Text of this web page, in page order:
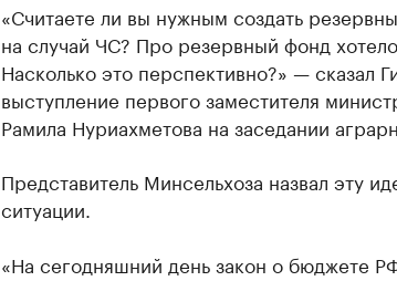
«Считаете ли вы нужным создать
на случай ЧС? Про резервный фонд
Насколько это перспективно?» — сказал
выступление первого заместителя
Рамила Нуриахметова на заседании
Представитель Минсельхоза назвал эту
ситуации.
«На сегодняшний день закон о бюджете